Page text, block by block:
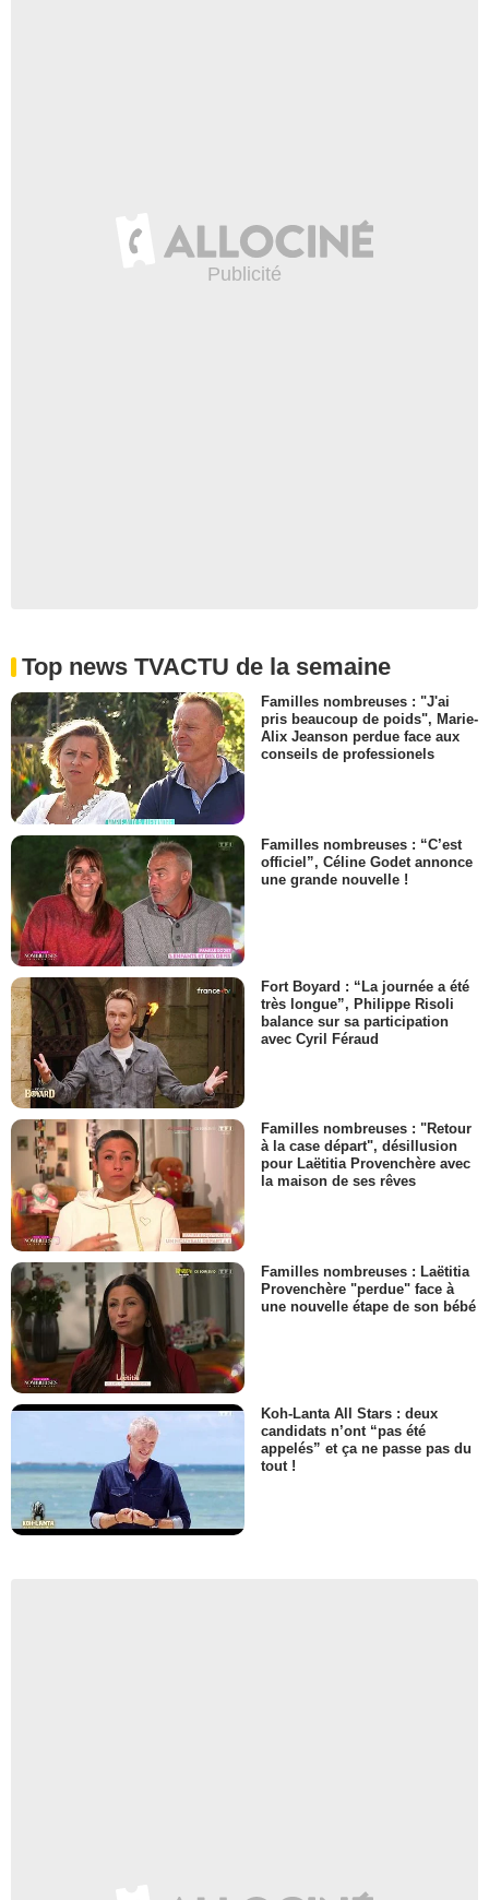
Top news TVACTU de la semaine
Familles nombreuses : "J'ai
pris beaucoup de poids", Marie-
Alix Jeanson perdue face aux
conseils de professionels
Familles nombreuses : “C’est
officiel”, Céline Godet annonce
une grande nouvelle !
Fort Boyard : “La journée a été
très longue”, Philippe Risoli
balance sur sa participation
avec Cyril Féraud
Familles nombreuses : "Retour
à la case départ", désillusion
pour Laëtitia Provenchère avec
la maison de ses rêves
Familles nombreuses : Laëtitia
Provenchère "perdue" face à
une nouvelle étape de son bébé
Koh-Lanta All Stars : deux
candidats n’ont “pas été
appelés” et ça ne passe pas du
tout !